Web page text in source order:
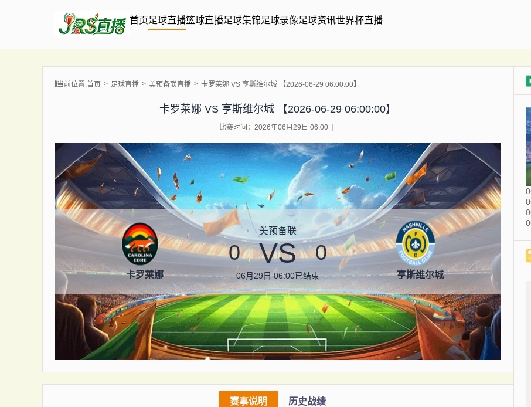
首页足球直播篮球直播足球集锦足球录像足球资讯世界杯直播
当前位置:首页 足球直播 美预备联直播 卡罗莱娜 VS 亨斯维尔城 【2026-06-29 06:00:00】
卡罗莱娜 VS 亨斯维尔城 【2026-06-29 06:00:00】
比赛时间：2026年06月29日 06:00
卡罗莱娜
美预备联
0 VS 0
06月29日 06:00已结束 亨斯维尔城
赛事说明 历史战绩